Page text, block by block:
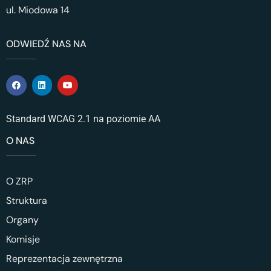
ul. Miodowa 14
ODWIEDŹ NAS NA
Standard WCAG 2.1 na poziomie AA
O NAS
O ZRP
Struktura
Organy
Komisje
Reprezentacja zewnętrzna